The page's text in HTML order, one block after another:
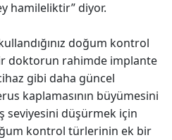
hamileliktir” diyor.
doğum kontrol
doktorun rahimde implante
gibi daha güncel
kaplamasının büyümesini
seviyesini düşürmek için
kontrol türlerinin ek bir